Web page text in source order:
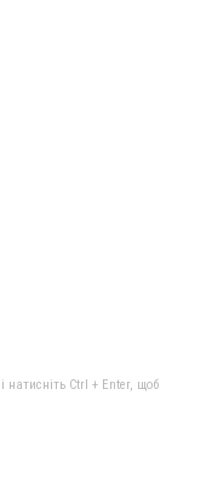
натисніть Ctrl + Enter, щоб